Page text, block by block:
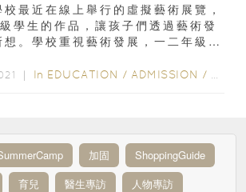
最近在線上舉行的虛擬藝術展覽，
學生的作品，讓孩子們透過藝術發
。學校重視藝術發展，一二年級入
｜ In EDUCATION / ADMISSION /
加固
ShoppingGuide
育兒 醫生專訪
人物專訪